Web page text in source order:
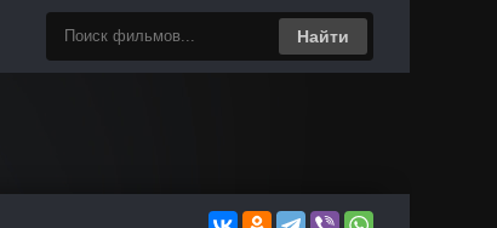
Найти